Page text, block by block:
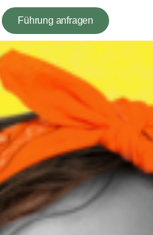
Führung anfragen